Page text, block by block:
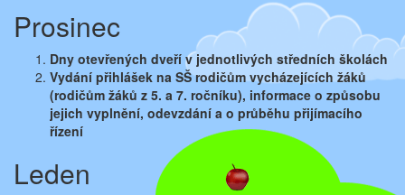
Prosinec
Dny otevřených dveří v jednotlivých středních školách
Vydání přihlášek na SŠ rodičům vycházejících žáků
(rodičům žáků z 5. a 7. ročníku), informace o způsobu
jejich vyplnění, odevzdání a o průběhu přijímacího
řízení
Leden